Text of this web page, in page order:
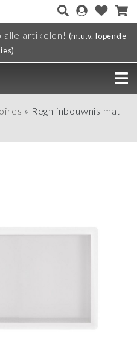
alle artikelen! (m.u.v. lopende
» Regn inbouwnis mat